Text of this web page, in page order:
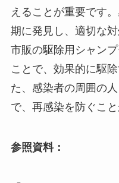
えることが重要です
期に発見し、適切な
市販の駆除用シャン
ことで、効果的に駆
た、感染者の周囲の
で、再感染を防ぐこと
参照資料：